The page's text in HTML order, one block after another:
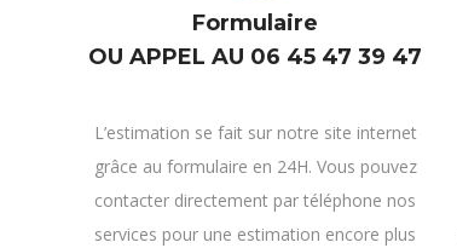
Formulaire
OU APPEL AU 06 45 47 39 47
L’estimation se fait sur notre site internet
grâce au formulaire en 24H. Vous pouvez
contacter directement par téléphone nos
services pour une estimation encore plus